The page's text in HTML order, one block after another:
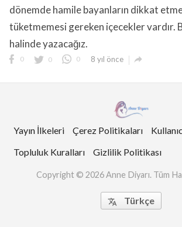
dönemde hamile bayanların dikkat
tüketmemesi gereken içecekler vardır.
halinde yazacağız.
0 0 0 8 yıl önce 
Yayın İlkeleri Çerez Politikaları
Topluluk Kuralları
Gizlilik Politikası
Copyright © 2026 Anne Diyarı. Tüm
 Türkçe